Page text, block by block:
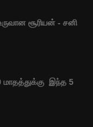
சூரியன் - சனி
இந்த 5